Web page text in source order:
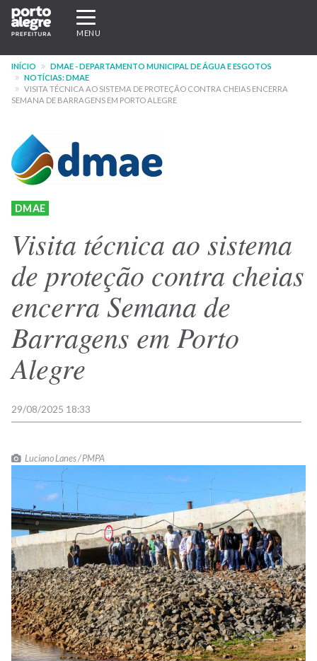
Pular
para
conteúdo
principal
Expandir/recolher
navegação
MENU
INÍCIO
DMAE - DEPARTAMENTO MUNICIPAL DE ÁGUA E ESGOTOS
NOTÍCIAS: DMAE
VISITA TÉCNICA AO SISTEMA DE PROTEÇÃO CONTRA CHEIAS ENCERRA
SEMANA DE BARRAGENS EM PORTO ALEGRE
DMAE
Visita técnica ao sistema
de proteção contra cheias
encerra Semana de
Barragens em Porto
Alegre
29/08/2025 18:33
Luciano Lanes / PMPA